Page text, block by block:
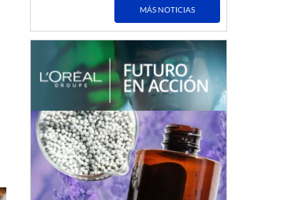
MÁS NOTICIAS